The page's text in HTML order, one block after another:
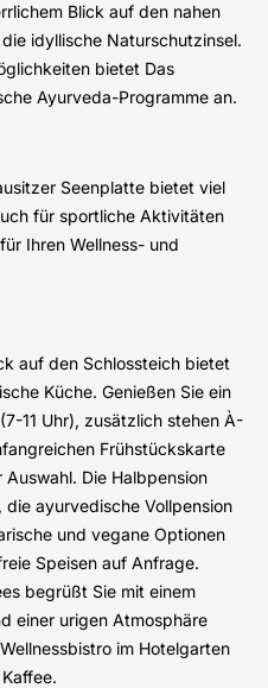
Blick auf den nahen
idyllische Naturschutzinsel.
bietet Das
Ayurveda-Programme an.
Seenplatte bietet viel
für sportliche Aktivitäten
Ihren Wellness- und
auf den Schlossteich bietet
Küche. Genießen Sie ein
11 Uhr), zusätzlich stehen À-
Frühstückskarte
Die Halbpension
ayurvedische Vollpension
und vegane Optionen
Speisen auf Anfrage.
begrüßt Sie mit einem
einer urigen Atmosphäre
im Hotelgarten